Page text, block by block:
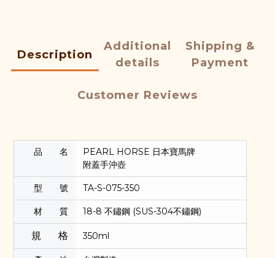
Description
Additional
details
Shipping &
Payment
Customer Reviews
品 名
PEARL HORSE 日本寶馬牌
附蓋手沖壺
型 號 TA-S-075-350
材 質 18-8 不鏽鋼 (SUS-304不鏽鋼)
規 格 350ml